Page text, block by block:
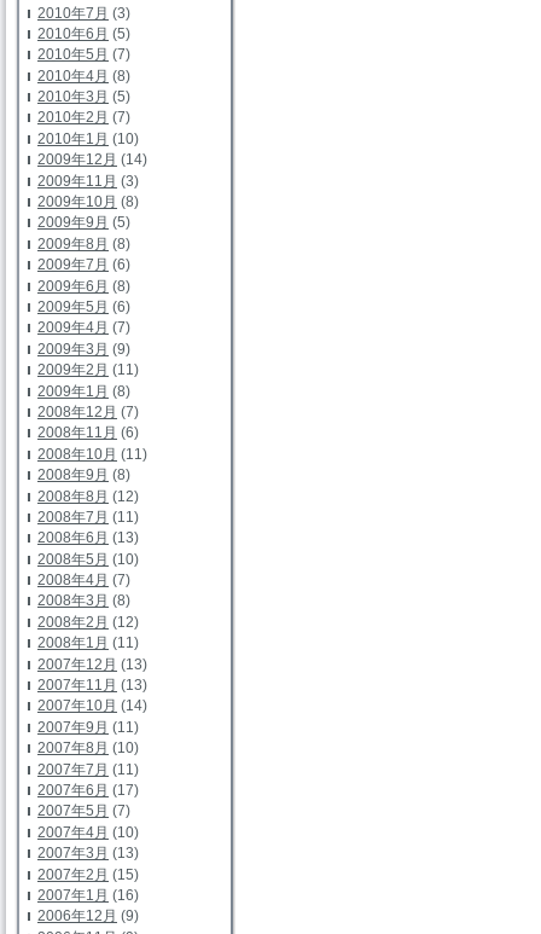
2010年7月 (3)
2010年6月 (5)
2010年5月 (7)
2010年4月 (8)
2010年3月 (5)
2010年2月 (7)
2010年1月 (10)
2009年12月 (14)
2009年11月 (3)
2009年10月 (8)
2009年9月 (5)
2009年8月 (8)
2009年7月 (6)
2009年6月 (8)
2009年5月 (6)
2009年4月 (7)
2009年3月 (9)
2009年2月 (11)
2009年1月 (8)
2008年12月 (7)
2008年11月 (6)
2008年10月 (11)
2008年9月 (8)
2008年8月 (12)
2008年7月 (11)
2008年6月 (13)
2008年5月 (10)
2008年4月 (7)
2008年3月 (8)
2008年2月 (12)
2008年1月 (11)
2007年12月 (13)
2007年11月 (13)
2007年10月 (14)
2007年9月 (11)
2007年8月 (10)
2007年7月 (11)
2007年6月 (17)
2007年5月 (7)
2007年4月 (10)
2007年3月 (13)
2007年2月 (15)
2007年1月 (16)
2006年12月 (9)